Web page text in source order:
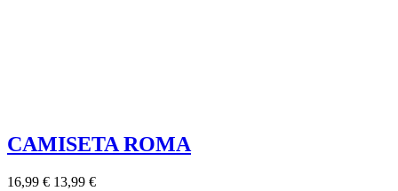
CAMISETA ROMA
16,99 € 13,99 €